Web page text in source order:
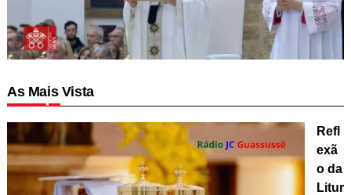
As Mais Vista
Refl
exã
o da
Litur